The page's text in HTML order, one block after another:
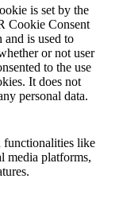
is set by the
Cookie Consent
and is used to
or not user
to the use
It does not
personal data.
functionalities like
media platforms,